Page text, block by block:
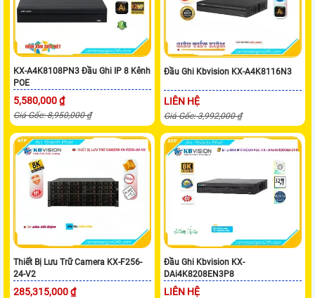
KX-A4K8108PN3 Đầu Ghi IP 8 Kênh
POE
5,580,000 ₫
Giá Gốc: 8,950,000 ₫
Đầu Ghi Kbvision KX-A4K8116N3
LIÊN HỆ
Giá Gốc: 3,992,000 ₫
Thiết Bị Lưu Trữ Camera KX-F256-
24-V2
285,315,000 ₫
Đầu Ghi Kbvision KX-
DAi4K8208EN3P8
LIÊN HỆ